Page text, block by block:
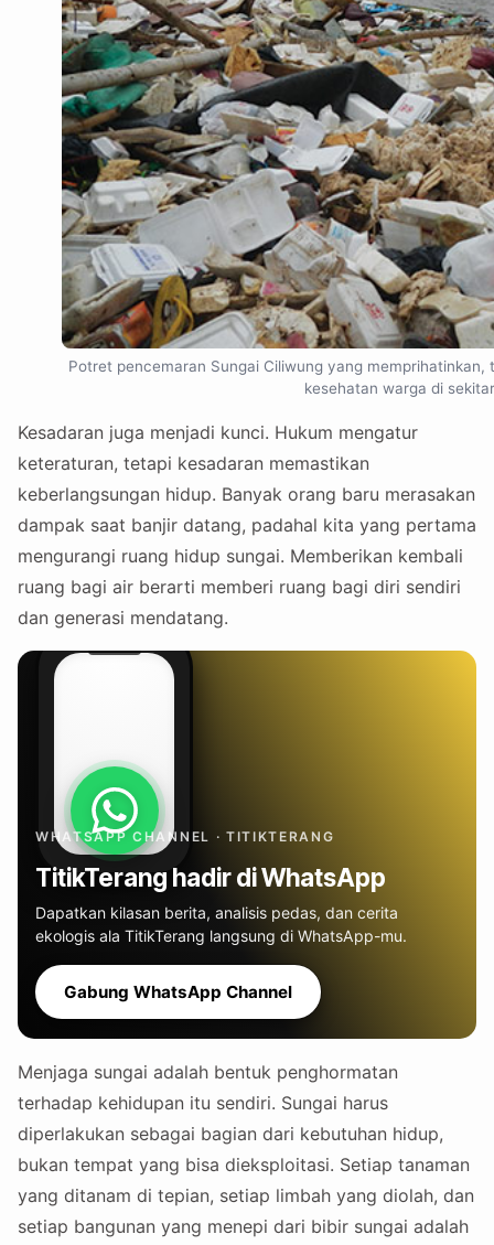
Potret pencemaran Sungai Ciliwung yang
kesehatan warga di
Kesadaran juga menjadi kunci. Hukum mengatur
keteraturan, tetapi kesadaran memastikan
keberlangsungan hidup. Banyak orang baru merasakan
dampak saat banjir datang, padahal kita yang pertama
mengurangi ruang hidup sungai. Memberikan kembali
ruang bagi air berarti memberi ruang bagi diri sendiri
dan generasi mendatang.
WHATSAPP CHANNEL · TITIKTERANG
TitikTerang hadir di WhatsApp
Dapatkan kilasan berita, analisis pedas, dan cerita
ekologis ala TitikTerang langsung di WhatsApp-mu.
Gabung WhatsApp Channel
Menjaga sungai adalah bentuk penghormatan
terhadap kehidupan itu sendiri. Sungai harus
diperlakukan sebagai bagian dari kebutuhan hidup,
bukan tempat yang bisa dieksploitasi. Setiap tanaman
yang ditanam di tepian, setiap limbah yang diolah, dan
setiap bangunan yang menepi dari bibir sungai adalah